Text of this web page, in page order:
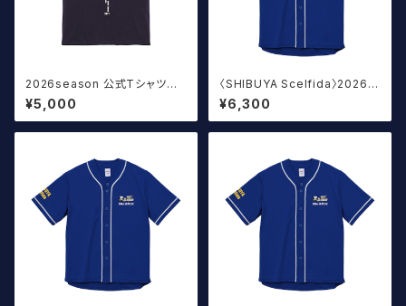
2026season 公式Tシャツ T
ype:A ネイビー（オーバーサイ
ズ）
¥5,000
〈SHIBUYA Scelfida〉2026
オフィシャルベースボールウェア
¥6,300